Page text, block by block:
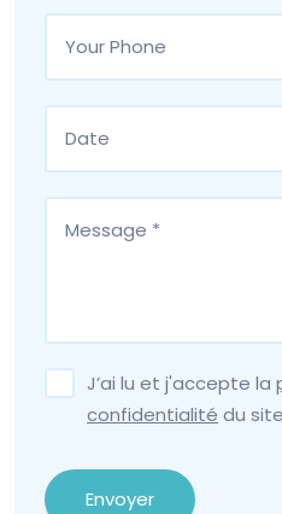
J’ai lu et j'accepte la
confidentialité du site
Envoyer